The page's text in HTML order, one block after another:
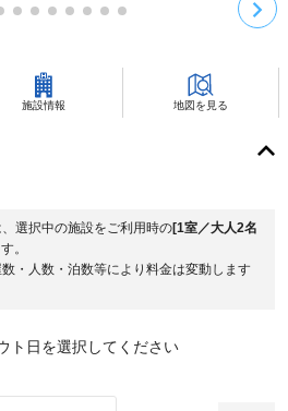
施設情報 地図を見る
選択中の施設をご利用時の[1室／大人2名
。
・人数・泊数等により料金は変動します
ト日を選択してください